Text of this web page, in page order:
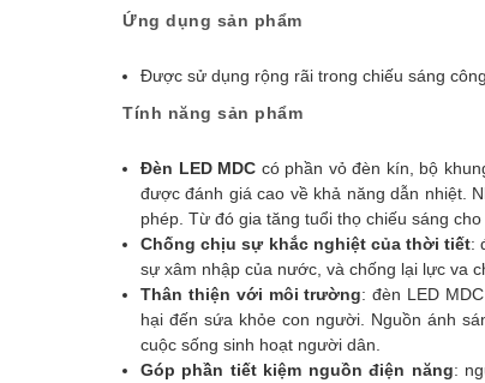
Ứng dụng sản phẩm
Được sử dụng rộng rãi trong chiếu sáng
Tính năng sản phẩm
Đèn LED MDC có phần vỏ đèn kín, bộ
được đánh giá cao về khả năng dẫn nhiệt.
phép. Từ đó gia tăng tuổi thọ chiếu sáng cho
Chống chịu sự khắc nghiệt của thời tiết:
sự xâm nhập của nước, và chống lại lực va
Thân thiện với môi trường: đèn LED
hại đến sứa khỏe con người. Nguồn ánh
cuộc sống sinh hoạt người dân.
Góp phần tiết kiệm nguồn điện năng: